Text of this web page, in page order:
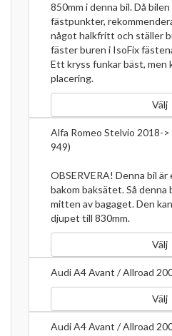
850mm i denna bil. Då
fästpunkter,
något halkfritt och ställer
fäster buren i IsoFix
Ett kryss funkar bäst, men
placering.
Välj
Alfa Romeo Stelvio 2018-
949)
OBSERVERA! Denna bil
bakom baksätet. Så
mitten av bagaget. Den
djupet till 830mm.
Välj
Audi A4 Avant / Allroad
Välj
Audi A4 Avant / Allroad